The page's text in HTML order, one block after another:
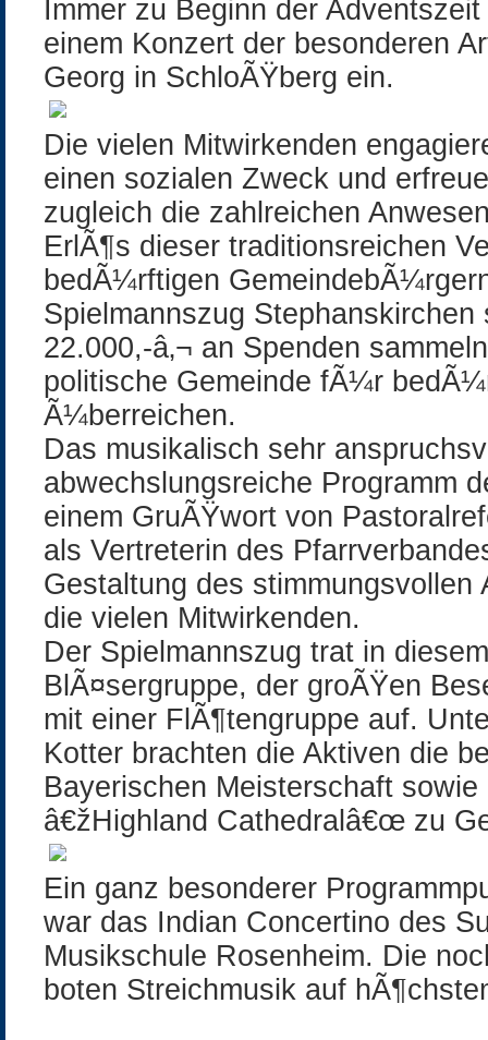
Immer zu Beginn der
einem Konzert der besonderen
Georg in SchloÃŸberg ein.
Die vielen Mitwirkenden
einen sozialen Zweck und
zugleich die zahlreichen
ErlÃ¶s dieser traditionsreichen
bedÃ¼rftigen
Spielmannszug
22.000,-â‚¬ an Spenden
politische Gemeinde fÃ¼r
Ã¼berreichen.
Das musikalisch sehr
abwechslungsreiche Programm
einem GruÃŸwort von
als Vertreterin des
Gestaltung des
die vielen Mitwirkenden.
Der Spielmannszug trat in
BlÃ¤sergruppe, der groÃŸen
mit einer FlÃ¶tengruppe auf.
Kotter brachten die Aktiven die
Bayerischen Meisterschaft
â€žHighland Cathedralâ€œ zu
Ein ganz besonderer
war das Indian Concertino des
Musikschule Rosenheim. Die
boten Streichmusik auf